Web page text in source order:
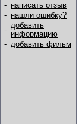
- написать отзыв
- нашли ошибку?
- добавить
информацию
- добавить фильм